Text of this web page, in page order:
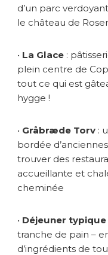
d’un parc
le château de
• La Glace :
plein centre de
tout ce qui est
hygge !
• Gråbræde Torv :
bordée
trouver des
accueillante et
cheminée
• Déjeuner
tranche de pain –
d’ingrédients de